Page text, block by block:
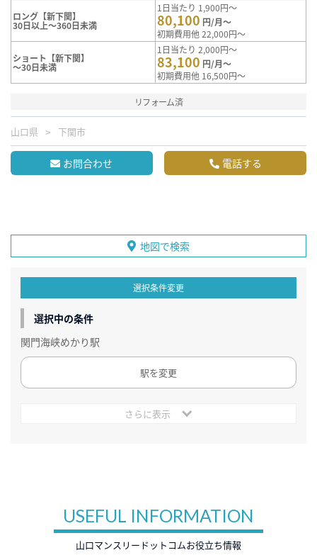
ロング【新下関】
30日以上～360日未満
1日当たり 1,900円～
80,100 円/月～
初期費用他 22,000円～
ショート【新下関】
～30日未満
1日当たり 2,000円～
83,100 円/月～
初期費用他 16,500円～
リフォーム済
山口県 下関市
お問合わせ 電話する
地図で検索
選択条件変更
選択中の条件
関門海峡めかり駅
駅を変更
さらに表示
USEFUL INFORMATION
山口マンスリードットコムお役立ち情報